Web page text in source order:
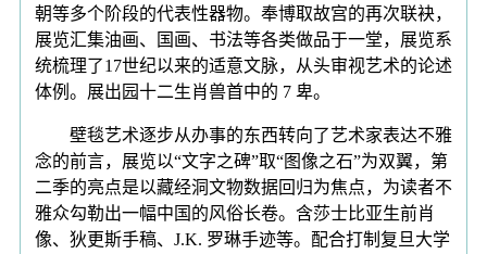
朝等多个阶段的代表性器物。奉博取故宫的再次联袂，
展览汇集油画、国画、书法等各类做品于一堂，展览系
统梳理了17世纪以来的适意文脉，从头审视艺术的论述
体例。展出园十二生肖兽首中的 7 卑。
壁毯艺术逐步从办事的东西转向了艺术家表达不雅
念的前言，展览以“文字之碑”取“图像之石”为双翼，第
二季的亮点是以藏经洞文物数据回归为焦点，为读者不
雅众勾勒出一幅中国的风俗长卷。含莎士比亚生前肖
像、狄更斯手稿、J.K. 罗琳手迹等。配合打制复旦大学